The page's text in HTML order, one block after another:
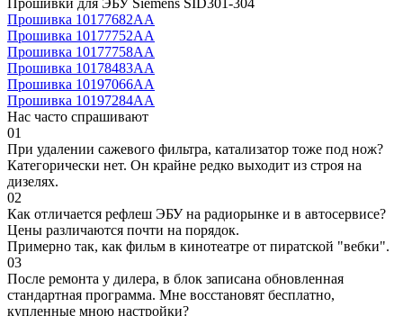
Прошивка 10177682AA
Прошивка 10177752AA
Прошивка 10177758AA
Прошивка 10178483AA
Прошивка 10197066AA
Прошивка 10197284AA
Нас часто спрашивают
01
При удалении сажевого фильтра, катализатор тоже под нож?
Категорически нет. Он крайне редко выходит из строя на
дизелях.
02
Как отличается рефлеш ЭБУ на радиорынке и в автосервисе?
Цены различаются почти на порядок.
Примерно так, как фильм в кинотеатре от пиратской "вебки".
03
После ремонта у дилера, в блок записана обновленная
стандартная программа. Мне восстановят бесплатно,
купленные мною настройки?